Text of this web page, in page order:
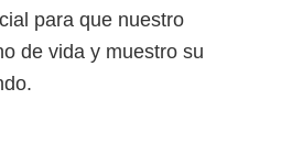
para que nuestro
de vida y muestro su